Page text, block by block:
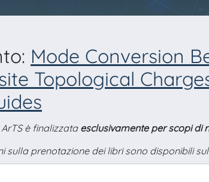
Mode Conversion
Topological
è finalizzataesclusivamente per scopi di
sulla prenotazione dei libri sono disponibili sul